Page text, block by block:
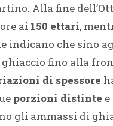
Alla fine
ai 150 ettari,
indicano che sino
fino alla
di spessore
porzioni distinte
gli ammassi di